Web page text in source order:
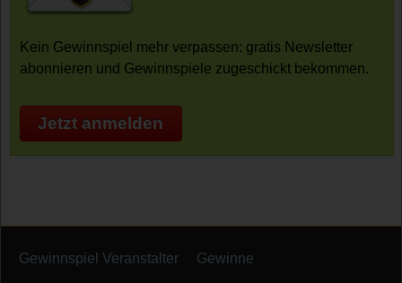
Kein Gewinnspiel mehr verpassen: gratis Newsletter
abonnieren und Gewinnspiele zugeschickt bekommen.
Jetzt anmelden
Gewinnspiel Veranstalter Gewinne